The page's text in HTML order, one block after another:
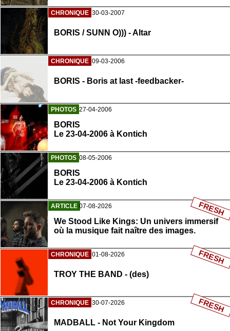
CHRONIQUE 30-03-2007
BORIS / SUNN O))) - Altar
CHRONIQUE 09-03-2006
BORIS - Boris at last -feedbacker-
PHOTOS 27-04-2006
BORIS
Le 23-04-2006 à Kontich
PHOTOS 08-05-2006
BORIS
Le 23-04-2006 à Kontich
ARTICLE 07-08-2026
We Stood Like Kings: Un univers immersif
où la musique fait naître des images.
FRESH
CHRONIQUE 01-08-2026
TROY THE BAND - (des)
FRESH
CHRONIQUE 30-07-2026
MADBALL - Not Your Kingdom
FRESH